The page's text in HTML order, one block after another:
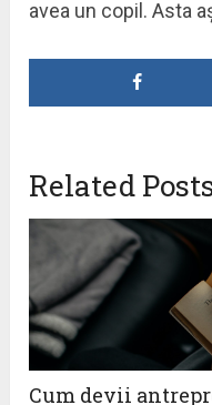
avea un copil. Asta
Related
Cum devii